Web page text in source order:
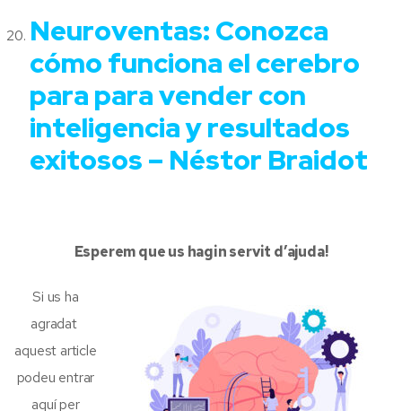
Neuroventas: Conozca
cómo funciona el cerebro
para para vender con
inteligencia y resultados
exitosos – Néstor Braidot
Esperem que us hagin servit d’ajuda!
Si us ha
agradat
aquest article
podeu entrar
aquí per